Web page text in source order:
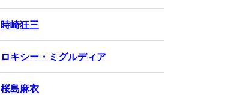
時崎狂三
ロキシー・ミグルディア
桜島麻衣